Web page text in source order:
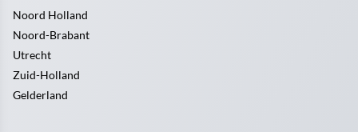
Noord Holland
Noord-Brabant
Utrecht
Zuid-Holland
Gelderland